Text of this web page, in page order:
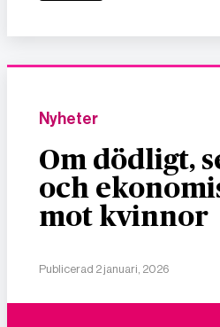
Nyheter
Om dödligt,
och
mot kvinnor
Publicerad 2 januari, 2026